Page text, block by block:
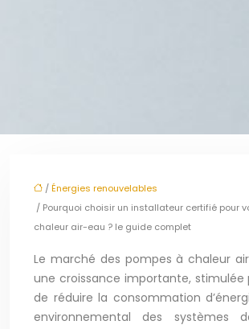
/Énergies renouvelables
/ Pourquoi choisir un installateur certifié pour
chaleur air-eau ? le guide complet
Le marché des pompes à chaleur
une croissance importante, stimulée
de réduire la consommation
environnemental des systèmes